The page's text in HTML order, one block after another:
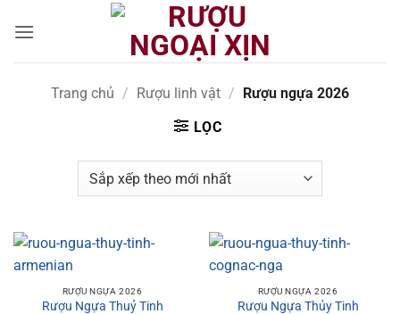
ruoungoaixin.com không mua bán rượu qua mạng internet,
website chỉ là kênh giới thiệu thông tin các sản phẩm từ những
nữ đang mang thai.
không?
qua
Trang chủ / Rượu linh vật / Rượu ngựa 2026
LỌC
RƯỢU NGỰA 2026
Rượu Ngựa Thuỷ Tinh
RƯỢU NGỰA 2026
Rượu Ngựa Thủy Tinh